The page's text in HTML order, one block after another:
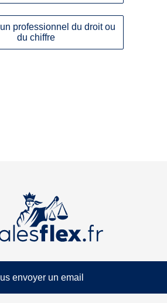
professionnel du droit ou
du chiffre
envoyer un email